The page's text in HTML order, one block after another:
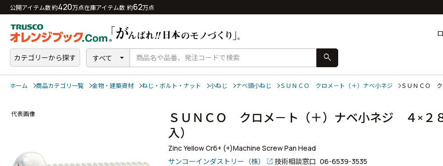
公開アイテム数 約420万点在庫アイテム数 約62万点
カテゴリーから探す すべて search
ホーム 商品カテゴリ一覧 金物・建築資材 ねじ・ボルト・ナット 小ねじ ナベ頭小ねじ ＳＵＮＣＯ クロメ－ト（＋）ナベ小ネジ ＳＵＮＣＯ
代表画像
ＳＵＮＣＯ クロメ－ト（＋）ナベ小ネジ ４×
入）
Zinc Yellow Cr6+ (+)Machine Screw Pan Head
サンコーインダストリー（株）
技術相談窓口 06-6539-3535